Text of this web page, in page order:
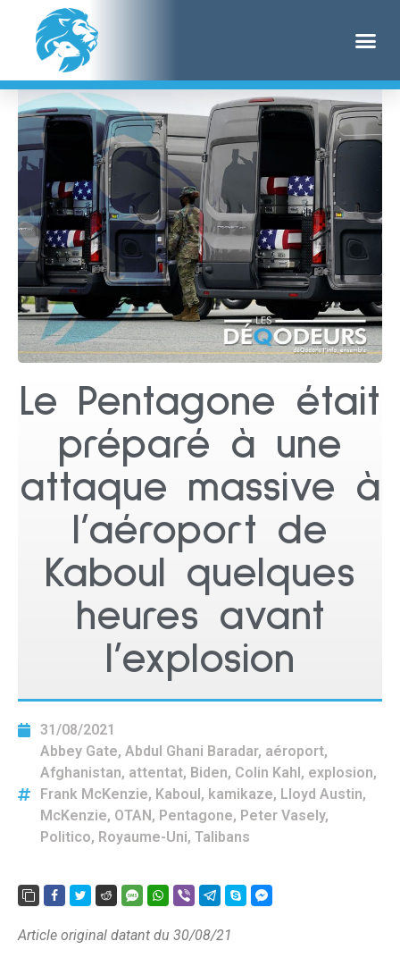
Le Pentagone était
préparé à une
attaque massive à
l’aéroport de
Kaboul quelques
heures avant
l’explosion
31/08/2021
Abbey Gate, Abdul Ghani Baradar, aéroport,
Afghanistan, attentat, Biden, Colin Kahl, explosion,
Frank McKenzie, Kaboul, kamikaze, Lloyd Austin,
McKenzie, OTAN, Pentagone, Peter Vasely,
Politico, Royaume-Uni, Talibans
Article original datant du 30/08/21